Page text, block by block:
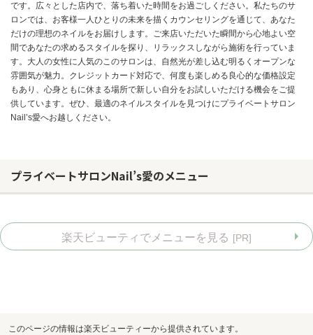
メンズカタログ
お問い合わせ
です。広々とした店内で、落ち着いた時間をお過ごしください。私たちのサ
ロンでは、お客様一人ひとりの未来を描くカウンセリングを通じて、あなた
だけの理想のネイルをお届けします。ご来店いただいた瞬間から心地よい空
間であなたの求めるスタイルを探り、リラックスしながら施術を行っていま
す。大人の女性に人気のこのサロンは、自然光が差し込む明るくオープンな
雰囲気が魅力。クレジットカード対応で、何度も楽しめる良心的な価格設定
もあり、心身ともに休まる場所で新しい自分をお試しいただける機会をご提
供しています。ぜひ、最適のネイルスタイルを見つけにプライベートサロン
Nail’s愛へお越しください。
プライベートサロンNail’s愛のメニュー
楽天ビューティでメニューを見る [PR]
このページの情報は楽天ビューティーから提供されています。